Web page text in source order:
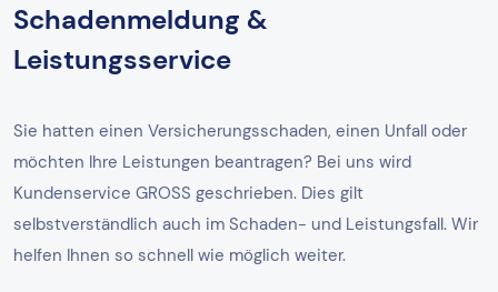
Schadenmeldung &
Leistungsservice
Sie hatten einen Versicherungsschaden, einen Unfall oder
möchten Ihre Leistungen beantragen? Bei uns wird
Kundenservice GROSS geschrieben. Dies gilt
selbstverständlich auch im Schaden- und Leistungsfall. Wir
helfen Ihnen so schnell wie möglich weiter.